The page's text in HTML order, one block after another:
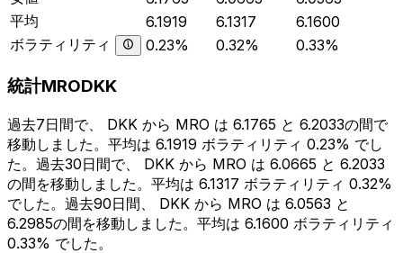
平均
6.1919 6.1317
6.1600
ボラティリティ
0.23% 0.32% 0.33%
統計MRODKK
過去7日間で、 DKK から MRO は 6.1765 と 6.2033の間で
移動しました。平均は 6.1919 ボラティリティ 0.23% でし
た。過去30日間で、 DKK から MRO は 6.0665 と 6.2033
の間を移動しました。平均は 6.1317 ボラティリティ 0.32%
でした。過去90日間、 DKK から MRO は 6.0563 と
6.2985の間を移動しました。平均は 6.1600 ボラティリティ
0.33% でした。